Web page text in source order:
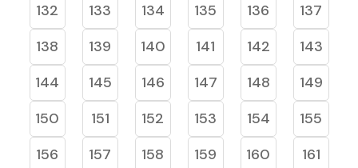
132
133 134 135 136
137
138
139 140 141 142
143
144
145 146 147 148
149
150
151 152 153 154
155
156
157 158 159 160
161